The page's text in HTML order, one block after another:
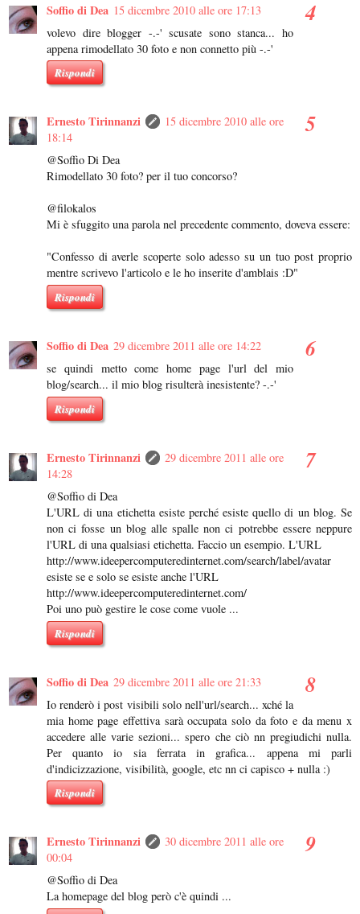
Soffio di Dea 15 dicembre 2010 alle ore 17:13
volevo dire blogger -.-' scusate sono stanca... ho
appena rimodellato 30 foto e non connetto più -.-'
Rispondi
Ernesto Tirinnanzi
15 dicembre 2010 alle ore
18:14
@Soffio Di Dea
Rimodellato 30 foto? per il tuo concorso?
@filokalos
Mi è sfuggito una parola nel precedente commento, doveva essere:
"Confesso di averle scoperte solo adesso su un tuo post proprio
mentre scrivevo l'articolo e le ho inserite d'amblais :D"
Rispondi
Soffio di Dea 29 dicembre 2011 alle ore 14:22
se quindi metto come home page l'url del mio
blog/search... il mio blog risulterà inesistente? -.-'
Rispondi
Ernesto Tirinnanzi
29 dicembre 2011 alle ore
14:28
@Soffio di Dea
L'URL di una etichetta esiste perché esiste quello di un blog. Se
non ci fosse un blog alle spalle non ci potrebbe essere neppure
l'URL di una qualsiasi etichetta. Faccio un esempio. L'URL
http://www.ideepercomputeredinternet.com/search/label/avatar
esiste se e solo se esiste anche l'URL
http://www.ideepercomputeredinternet.com/
Poi uno può gestire le cose come vuole ...
Rispondi
Soffio di Dea 29 dicembre 2011 alle ore 21:33
Io renderò i post visibili solo nell'url/search... xché la
mia home page effettiva sarà occupata solo da foto e da menu x
accedere alle varie sezioni... spero che ciò nn pregiudichi nulla.
Per quanto io sia ferrata in grafica... appena mi parli
d'indicizzazione, visibilità, google, etc nn ci capisco + nulla :)
Rispondi
Ernesto Tirinnanzi
30 dicembre 2011 alle ore
00:04
@Soffio di Dea
La homepage del blog però c'è quindi ...